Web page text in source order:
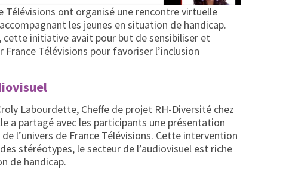
Télévisions ont organisé une rencontre virtuelle
les jeunes en situation de handicap.
cette initiative avait pour but de sensibiliser et
Télévisions pour favoriser l’inclusion
Labourdette, Cheffe de projet RH-Diversité chez
a partagé avec les participants une présentation
l’univers de France Télévisions. Cette intervention
stéréotypes, le secteur de l’audiovisuel est riche
de handicap.